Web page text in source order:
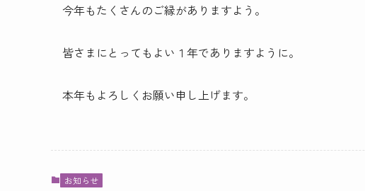
今年もたくさんのご縁がありますよう。
皆さまにとってもよい１年でありますように。
本年もよろしくお願い申し上げます。
お知らせ